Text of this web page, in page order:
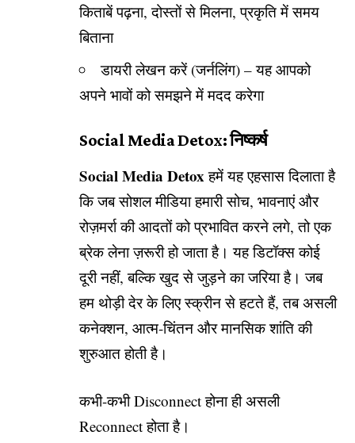
किताबें पढ़ना, दोस्तों से मिलना, प्रकृति में समय
बिताना
डायरी लेखन करें (जर्नलिंग) – यह आपको
अपने भावों को समझने में मदद करेगा
Social Media Detox: निष्कर्ष
Social Media Detoxहमें यह एहसास दिलाता है
कि जब सोशल मीडिया हमारी सोच, भावनाएं और
रोज़मर्रा की आदतों को प्रभावित करने लगे, तो एक
ब्रेक लेना ज़रूरी हो जाता है। यह डिटॉक्स कोई
दूरी नहीं, बल्कि खुद से जुड़ने का जरिया है। जब
हम थोड़ी देर के लिए स्क्रीन से हटते हैं, तब असली
कनेक्शन, आत्म-चिंतन और मानसिक शांति की
शुरुआत होती है।
कभी-कभी Disconnect होना ही असली
Reconnect होता है।